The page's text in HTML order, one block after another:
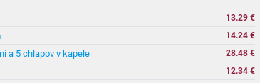
13.29 €
14.24 €
a 5 chlapov v kapele 28.48 €
12.34 €